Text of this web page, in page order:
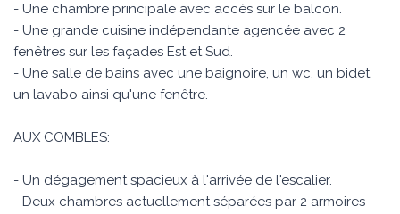
- Une chambre principale avec accès sur le balcon.
- Une grande cuisine indépendante agencée avec 2
fenêtres sur les façades Est et Sud.
- Une salle de bains avec une baignoire, un wc, un bidet,
un lavabo ainsi qu'une fenêtre.
AUX COMBLES:
- Un dégagement spacieux à l'arrivée de l'escalier.
- Deux chambres actuellement séparées par 2 armoires